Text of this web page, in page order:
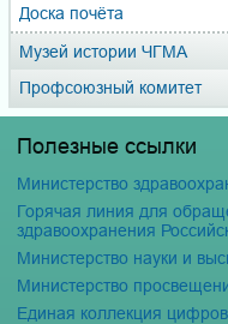
Доска почёта
Музей истории ЧГМА
Профсоюзный комитет
Полезные ссылки
Министерство
Горячая линия для
здравоохранения
Министерство науки и
Министерство
Единая коллекция